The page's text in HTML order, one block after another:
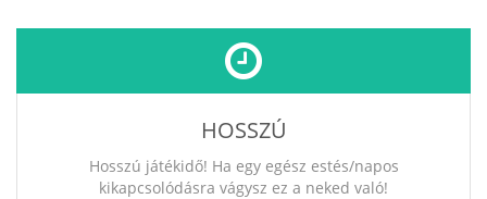
HOSSZÚ
Hosszú játékidő! Ha egy egész estés/napos
kikapcsolódásra vágysz ez a neked való!